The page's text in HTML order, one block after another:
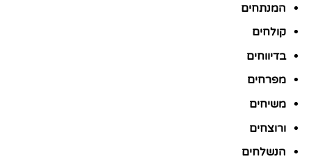
המנתחים
קולחים
בדיווחים
מפרחים
משיחים
ורוצחים
הנשלחים